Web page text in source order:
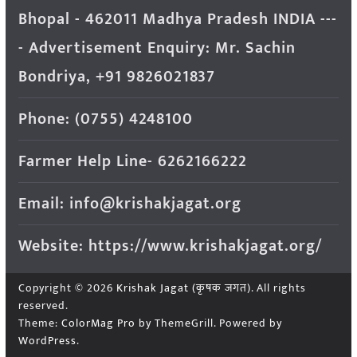
Bhopal - 462011 Madhya Pradesh INDIA ---
- Advertisement Enquiry: Mr. Sachin
Bondriya, +91 9826021837
Phone: (0755) 4248100
Farmer Help Line- 6262166222
Email: info@krishakjagat.org
Website: https://www.krishakjagat.org/
Copyright © 2026 Krishak Jagat (कृषक जगत). All rights
reserved.
Theme: ColorMag Pro by ThemeGrill. Powered by
WordPress.